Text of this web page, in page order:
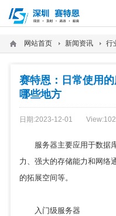
网站首页 新闻资讯 行
赛特恩：日常使用
哪些地方
日期:2023-12-01 View:102
服务器主要应用于数据库
力、强大的存储能力和网络
的拓展空间等。
入门级服务器